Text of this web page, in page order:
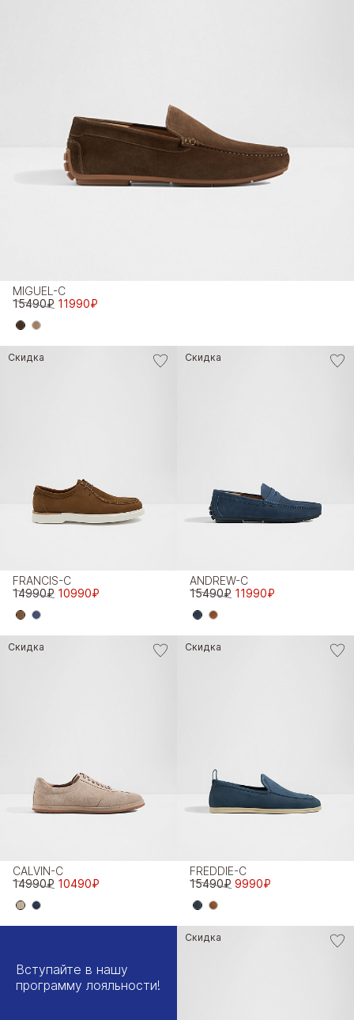
MIGUEL-C
15490₽ 11990₽
FRANCIS-C
14990₽ 10990₽
Скидка
ANDREW-C
15490₽ 11990₽
Скидка
CALVIN-C
14990₽ 10490₽
Скидка
FREDDIE-C
15490₽ 9990₽
Скидка
Вступайте в нашу
программу лояльности!
Скидка